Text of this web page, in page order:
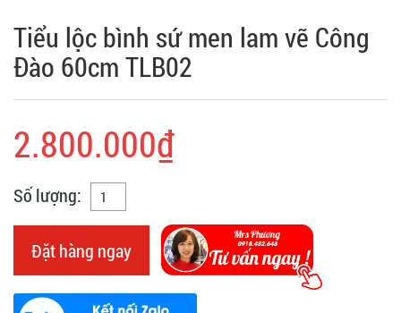
Tiểu lộc bình sứ men lam vẽ Công
Đào 60cm TLB02
2.800.000₫
Số lượng:
Đặt hàng ngay